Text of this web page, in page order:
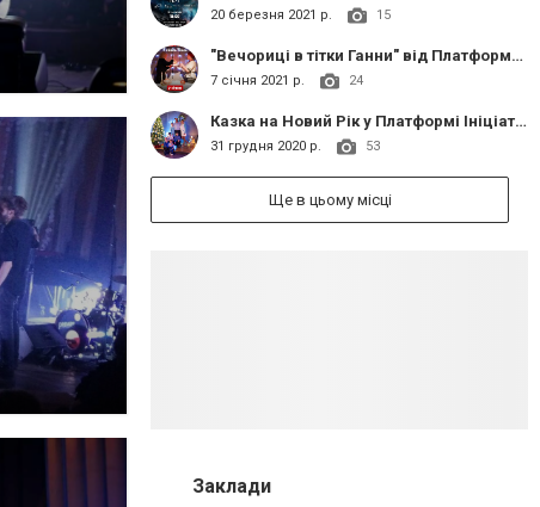
20 березня 2021 р. 15
"Вечориці в тітки Ганни" від Платформи Ініціатив "Теплиця"
7 січня 2021 р. 24
Казка на Новий Рік у Платформі Ініціатив "Теплиця"
31 грудня 2020 р. 53
Ще в цьому місці
Заклади